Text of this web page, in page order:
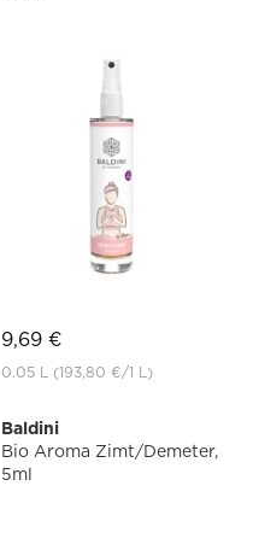
9,69 €
0.05 L (193,80 €/1 L)
Baldini
Bio Aroma Zimt/Demeter,
5ml